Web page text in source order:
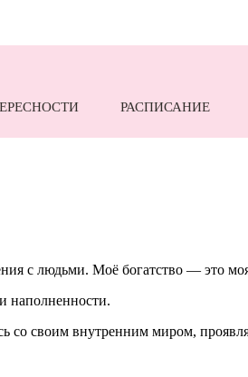
РАСПИСАНИЕ
с людьми. Моё богатство — это
наполненности.
со своим внутренним миром,